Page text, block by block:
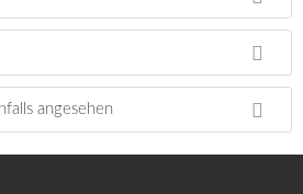
angesehen